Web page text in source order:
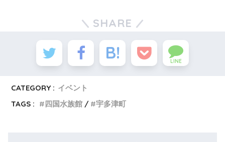
SHARE
LINE
CATEGORY : イベント
TAGS :
四国水族館 宇多津町